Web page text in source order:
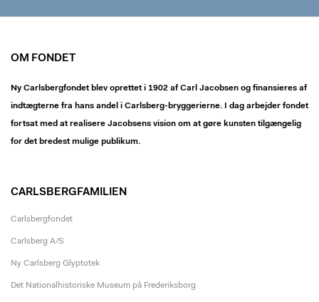
OM FONDET
Ny Carlsbergfondet blev oprettet i 1902 af Carl Jacobsen og finansieres af
indtægterne fra hans andel i Carlsberg-bryggerierne. I dag arbejder fondet
fortsat med at realisere Jacobsens vision om at gøre kunsten tilgængelig
for det bredest mulige publikum.
CARLSBERGFAMILIEN
Carlsbergfondet
Carlsberg A/S
Ny Carlsberg Glyptotek
Det Nationalhistoriske Museum på Frederiksborg